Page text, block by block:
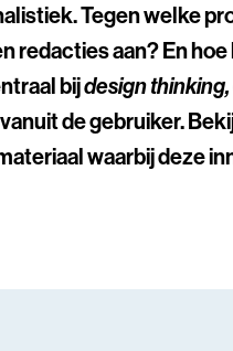
Tegen welke
redacties aan? En
bijdesign thinking,
de gebruiker.
waarbij deze